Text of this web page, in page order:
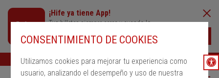
CONSENTIMIENTO DE COOKIES
Utilizamos cookies para mejorar tu experiencia como
usuario, analizando el desempeño y uso de nuestra
¡Hife ya tiene App!
Tus billetes siempre cerca y cuando lo
Buscar Ayuda ESP